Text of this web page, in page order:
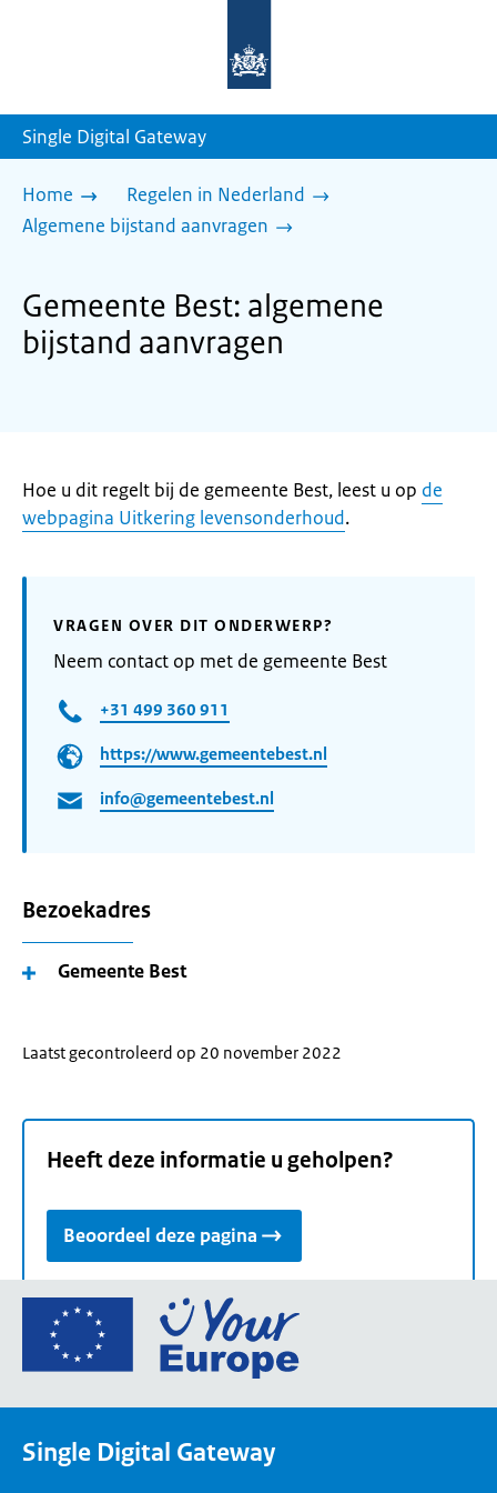
homepage
Single Digital Gateway
Home
Regelen in Nederland
Algemene bijstand aanvragen
Gemeente Best: algemene
bijstand aanvragen
Hoe u dit regelt bij de gemeente Best, leest u op de
webpagina Uitkering levensonderhoud.
VRAGEN OVER DIT ONDERWERP?
Neem contact op met de gemeente Best
+31 499 360 911
https://www.gemeentebest.nl
info@gemeentebest.nl
Bezoekadres
Gemeente Best
Laatst gecontroleerd op 20 november 2022
Heeft deze informatie u geholpen?
Beoordeel deze pagina
Ga
de
Single Digital Gateway